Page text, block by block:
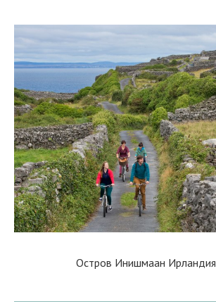
Остров Инишмаан Ирландия